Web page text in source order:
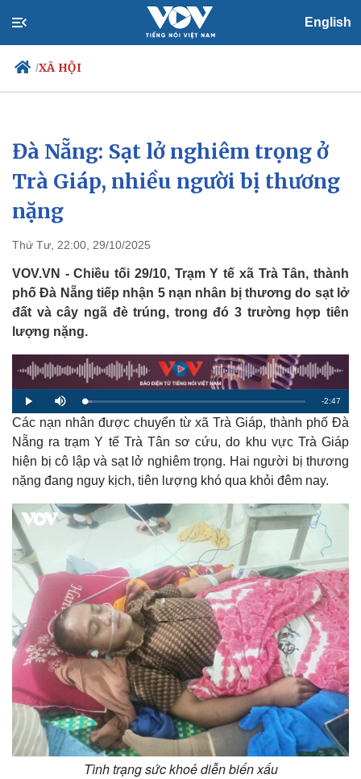
English
/XÃ HỘI
Chính trị
Đảng
Tổ chức nhân sự
Quốc hội
Nhận diện sự thật
Xã hội
Tin 24h
Dự báo thời tiết
Đà Nẵng: Sạt lở nghiêm trọng ở
Trà Giáp, nhiều người bị thương
nặng
Thứ Tư, 22:00, 29/10/2025
VOV.VN - Chiều tối 29/10, Trạm Y tế xã Trà Tân, thành
phố Đà Nẵng tiếp nhận 5 nạn nhân bị thương do sạt lở
đất và cây ngã đè trúng, trong đó 3 trường hợp tiên
lượng nặng.
P
l
a
y
M
u
L
o
a
d
3
.
2
5
R
e
n
n
g
T
m
e
-2:47
Các nạn nhân được chuyển từ xã Trà Giáp, thành phố Đà
Nẵng ra trạm Y tế Trà Tân sơ cứu, do khu vực Trà Giáp
hiện bị cô lập và sạt lở nghiêm trọng. Hai người bị thương
nặng đang nguy kịch, tiên lượng khó qua khỏi đêm nay.
Tình trạng sức khoẻ diễn biến xấu